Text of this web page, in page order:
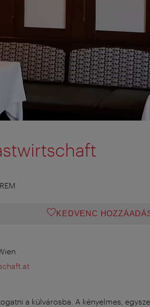
KEDVENC
a külvárosba. A kényelmes,